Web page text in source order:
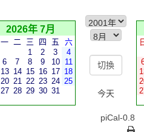
2026年 7月
一 二 三 四 五
六
1
2 3
4
6 7 8 9 10
11
13 14 15 16 17 18
20 21 22 23 24 25
27 28 29 30 31 今天
piCal-0.8